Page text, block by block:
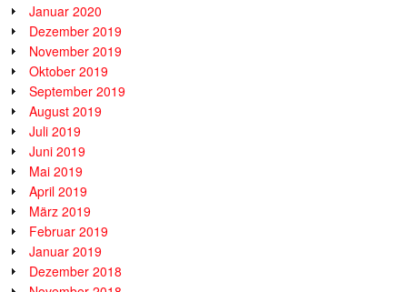
Januar 2020
Dezember 2019
November 2019
Oktober 2019
September 2019
August 2019
Juli 2019
Juni 2019
Mai 2019
April 2019
März 2019
Februar 2019
Januar 2019
Dezember 2018